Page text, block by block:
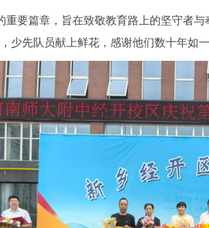
篇章，旨在致敬教育路上的坚守者与
少先队员献上鲜花，感谢他们数十年如一